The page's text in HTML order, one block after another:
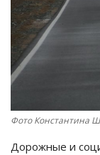
Чек-лист
РАЗВЛЕЧЕНИЯ
OFFICIAL
Курултай
Фото Константина
Дорожные и